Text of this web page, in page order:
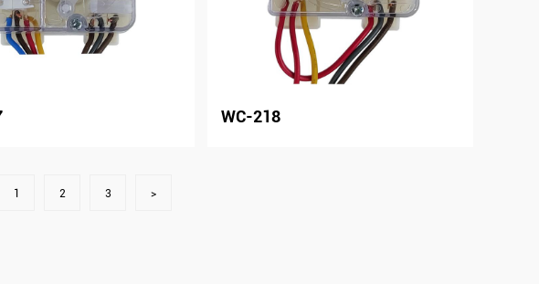
WC-218
1 2 3 >